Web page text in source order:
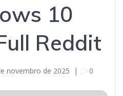
10
Reddit
novembro de 2025 | 0